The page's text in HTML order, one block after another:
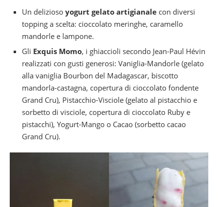
Un delizioso yogurt gelato artigianale con diversi
topping a scelta: cioccolato meringhe, caramello
mandorle e lampone.
Gli Exquis Momo, i ghiaccioli secondo Jean-Paul Hévin
realizzati con gusti generosi: Vaniglia-Mandorle (gelato
alla vaniglia Bourbon del Madagascar, biscotto
mandorla-castagna, copertura di cioccolato fondente
Grand Cru), Pistacchio-Visciole (gelato al pistacchio e
sorbetto di visciole, copertura di cioccolato Ruby e
pistacchi), Yogurt-Mango o Cacao (sorbetto cacao
Grand Cru).